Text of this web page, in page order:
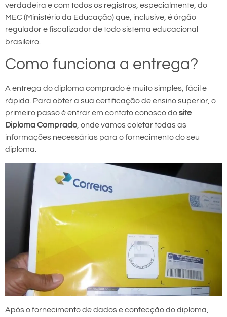
verdadeira e com todos os registros, especialmente, do
MEC (Ministério da Educação) que, inclusive, é órgão
regulador e fiscalizador de todo sistema educacional
brasileiro.
Como funciona a entrega?
A entrega do diploma comprado é muito simples, fácil e
rápida. Para obter a sua certificação de ensino superior, o
primeiro passo é entrar em contato conosco dosite
Diploma Comprado, onde vamos coletar todas as
informações necessárias para o fornecimento do seu
diploma.
Após o fornecimento de dados e confecção do diploma,